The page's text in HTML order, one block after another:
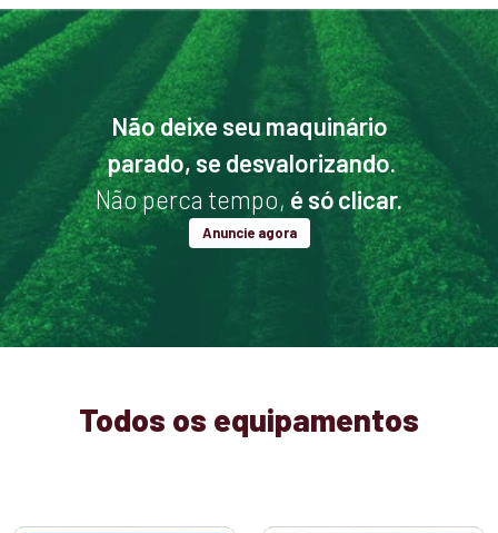
Não deixe seu maquinário
parado, se desvalorizando.
Não perca tempo, é só clicar.
Anuncie agora
Todos os equipamentos